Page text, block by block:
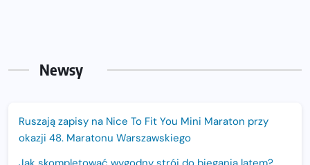
Newsy
Ruszają zapisy na Nice To Fit You Mini Maraton przy
okazji 48. Maratonu Warszawskiego